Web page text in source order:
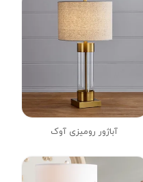
آباژور رومیزی آوک